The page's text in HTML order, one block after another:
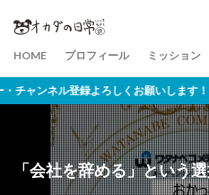
HOME プロフィール ミッション
しくお願いします！
「会社を辞める」という